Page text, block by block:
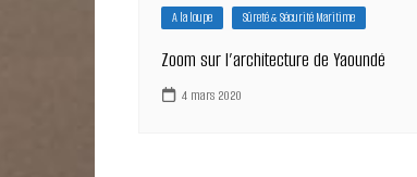
A la loupe Sûreté & Sécurité Maritime
Zoom sur l’architecture de Yaoundé
4 mars 2020